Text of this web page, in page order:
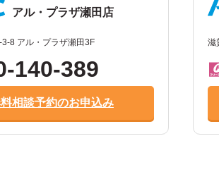
アル・プラザ瀬田店
8 アル・プラザ瀬田3F
140-389
相談予約のお申込み
滋